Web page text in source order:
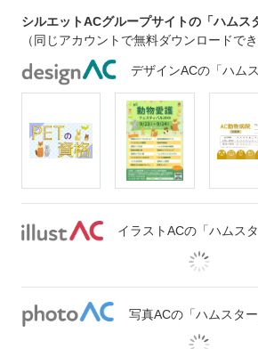
シルエットACグループサイトの「ハムス
（同じアカウントで無料ダウンロードでき
デザインACの「ハム
イラストACの「ハムス
写真ACの「ハムスタ